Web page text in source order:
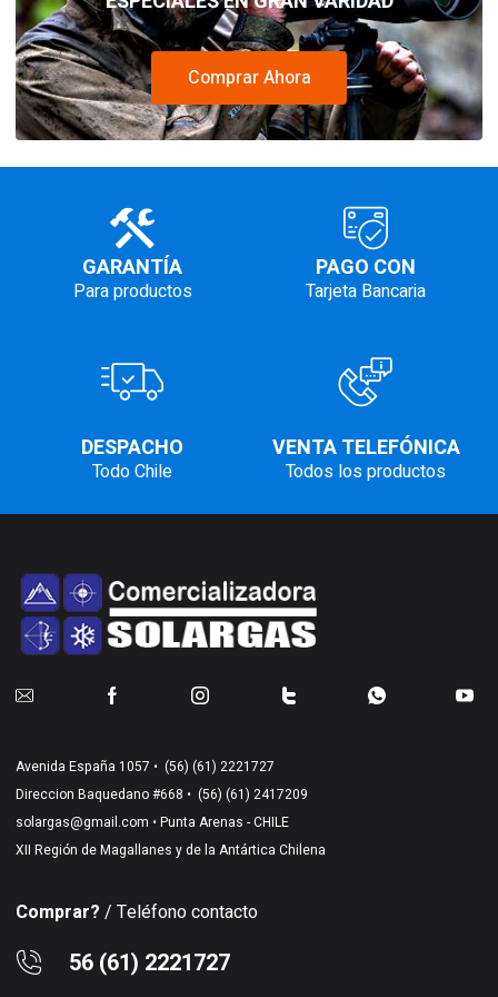
Comprar Ahora
GARANTÍA
Para productos
PAGO CON
Tarjeta Bancaria
DESPACHO
Todo Chile
VENTA TELEFÓNICA
Todos los productos
Avenida España 1057 • (56) (61) 2221727
Direccion Baquedano #668 • (56) (61) 2417209
solargas@gmail.com • Punta Arenas - CHILE
XII Región de Magallanes y de la Antártica Chilena
Comprar? / Teléfono contacto
56 (61) 2221727